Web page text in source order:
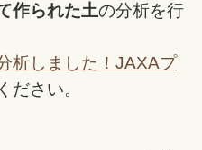
作られた土の分析を行
析しました！JAXAプ
ださい。